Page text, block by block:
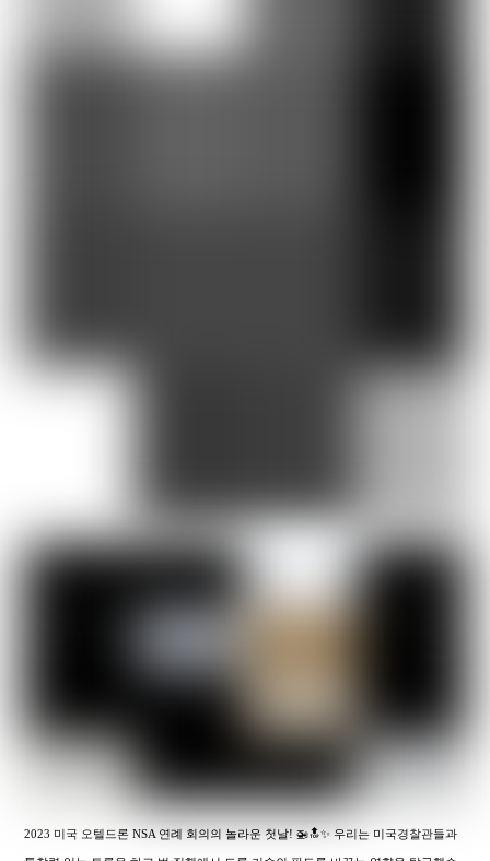
2023 미국 오텔드론 NSA 연례 회의의 놀라운 첫날! 🚁🔝✨ 우리는 미국경찰관들과